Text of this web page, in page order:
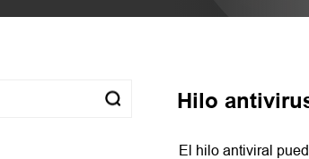
Hilo
El hilo antiviral